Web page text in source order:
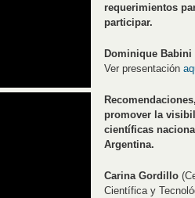
requerimientos
participar.
Dominique Babini
Ver presentación
promover la
científicas
Argentina.
Carina Gordillo
Científica y